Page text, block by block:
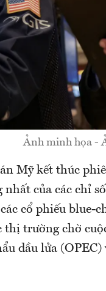
Ảnh minh họa -
Mỹ kết thúc
của các chỉ
cổ phiếu blue-
trường chờ
dầu lửa